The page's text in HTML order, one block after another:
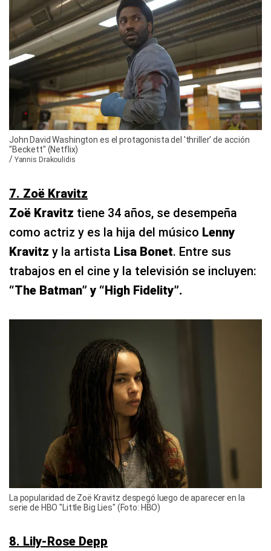
John David Washington es el protagonista del 'thriller' de acción
"Beckett" (Netflix)
/ Yannis Drakoulidis
7. Zoë Kravitz
Zoë Kravitz tiene 34 años, se desempeña
como actriz y es la hija del músico Lenny
Kravitz y la artista Lisa Bonet. Entre sus
trabajos en el cine y la televisión se incluyen:
“The Batman” y “High Fidelity”.
La popularidad de Zoë Kravitz despegó luego de aparecer en la
serie de HBO "Little Big Lies" (Foto: HBO)
8. Lily-Rose Depp